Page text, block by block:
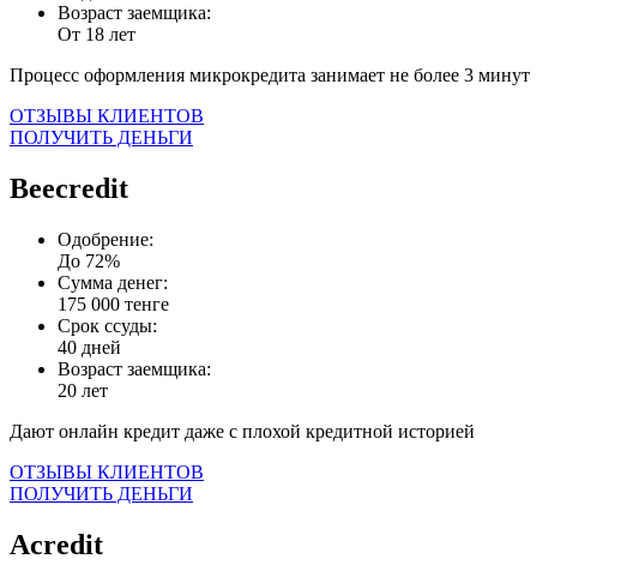
Возраст заемщика:
От 18 лет
Процесс оформления микрокредита занимает не более 3 минут
ОТЗЫВЫ КЛИЕНТОВ
ПОЛУЧИТЬ ДЕНЬГИ
Beecredit
Одобрение:
До 72%
Сумма денег:
175 000 тенге
Срок ссуды:
40 дней
Возраст заемщика:
20 лет
Дают онлайн кредит даже с плохой кредитной историей
ОТЗЫВЫ КЛИЕНТОВ
ПОЛУЧИТЬ ДЕНЬГИ
Acredit